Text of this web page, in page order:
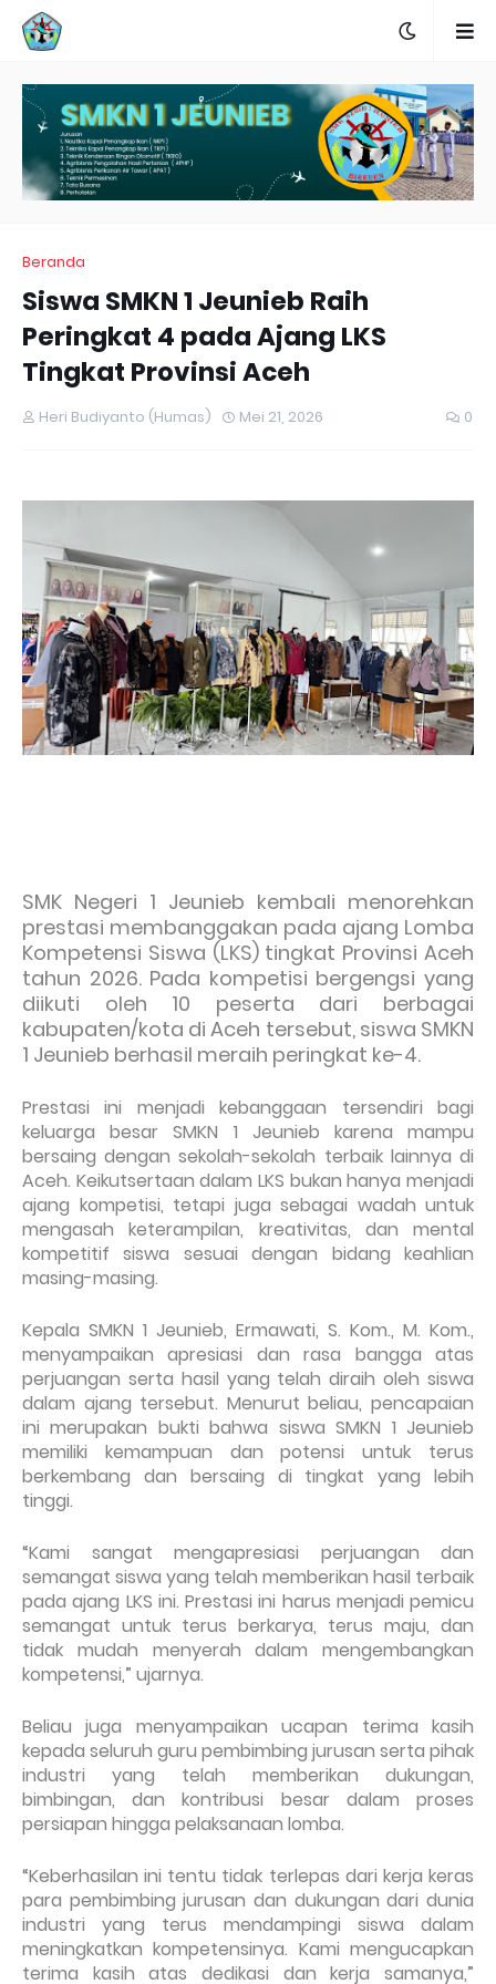
Beranda
Siswa SMKN 1 Jeunieb Raih
Peringkat 4 pada Ajang LKS
Tingkat Provinsi Aceh
Heri Budiyanto (Humas) Mei 21, 2026 0
SMK Negeri 1 Jeunieb kembali menorehkan
prestasi membanggakan pada ajang Lomba
Kompetensi Siswa (LKS) tingkat Provinsi Aceh
tahun 2026. Pada kompetisi bergengsi yang
diikuti oleh 10 peserta dari berbagai
kabupaten/kota di Aceh tersebut, siswa SMKN
1 Jeunieb berhasil meraih peringkat ke-4.
Prestasi ini menjadi kebanggaan tersendiri bagi
keluarga besar SMKN 1 Jeunieb karena mampu
bersaing dengan sekolah-sekolah terbaik lainnya di
Aceh. Keikutsertaan dalam LKS bukan hanya menjadi
ajang kompetisi, tetapi juga sebagai wadah untuk
mengasah keterampilan, kreativitas, dan mental
kompetitif siswa sesuai dengan bidang keahlian
masing-masing.
Kepala SMKN 1 Jeunieb, Ermawati, S. Kom., M. Kom.,
menyampaikan apresiasi dan rasa bangga atas
perjuangan serta hasil yang telah diraih oleh siswa
dalam ajang tersebut. Menurut beliau, pencapaian
ini merupakan bukti bahwa siswa SMKN 1 Jeunieb
memiliki kemampuan dan potensi untuk terus
berkembang dan bersaing di tingkat yang lebih
tinggi.
“Kami sangat mengapresiasi perjuangan dan
semangat siswa yang telah memberikan hasil terbaik
pada ajang LKS ini. Prestasi ini harus menjadi pemicu
semangat untuk terus berkarya, terus maju, dan
tidak mudah menyerah dalam mengembangkan
kompetensi,” ujarnya.
Beliau juga menyampaikan ucapan terima kasih
kepada seluruh guru pembimbing jurusan serta pihak
industri yang telah memberikan dukungan,
bimbingan, dan kontribusi besar dalam proses
persiapan hingga pelaksanaan lomba.
“Keberhasilan ini tentu tidak terlepas dari kerja keras
para pembimbing jurusan dan dukungan dari dunia
industri yang terus mendampingi siswa dalam
meningkatkan kompetensinya. Kami mengucapkan
terima kasih atas dedikasi dan kerja samanya,”